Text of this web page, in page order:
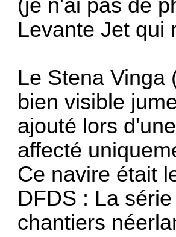
(je n'ai pas de
Levante Jet qui
Le Stena Vinga
bien visible
ajouté lors
affecté
Ce navire était
DFDS : La
chantiers